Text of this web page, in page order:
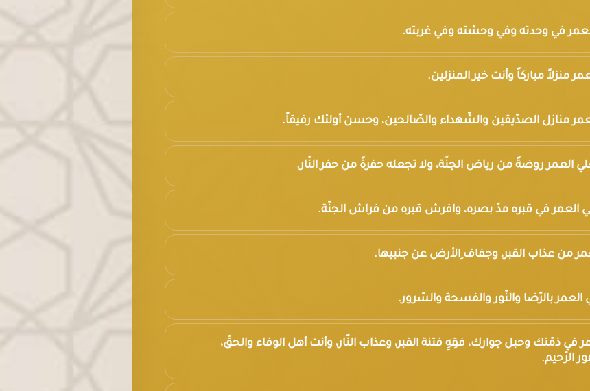
في وحدته وفي وحشته وفي غربته.
منزلاً مباركاً وأنت خير المنزلين.
منازل الصدّيقين والشّهداء والصّالحين، وحسن أولئك رفيقاً.
العمر روضةً من رياض الجنّة، ولا تجعله حفرةً من حفر النّار.
العمر في قبره مدّ بصره، وافرش قبره من فراش الجنّة.
من عذاب القبر، وجفاف ِالأرض عن جنبيها.
العمر بالرّضا والنّور والفسحة والسّرور.
في ذمّتك وحبل جوارك، فقِهِِ فتنة القبر، وعذاب النّار، وأنت أهل الوفاء والحقّ،
الرّحيم.